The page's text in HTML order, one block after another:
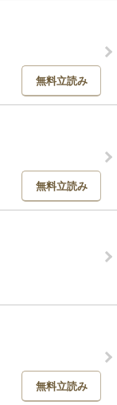
無料立読み
無料立読み
無料立読み